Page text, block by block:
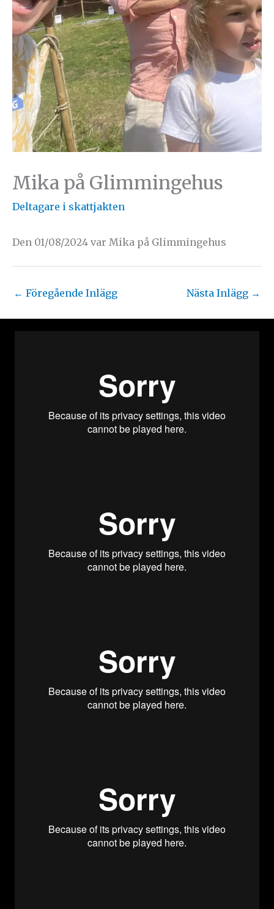
Mika på Glimmingehus
Deltagare i skattjakten
Den 01/08/2024 var Mika på Glimmingehus
← Föregående Inlägg Nästa Inlägg →